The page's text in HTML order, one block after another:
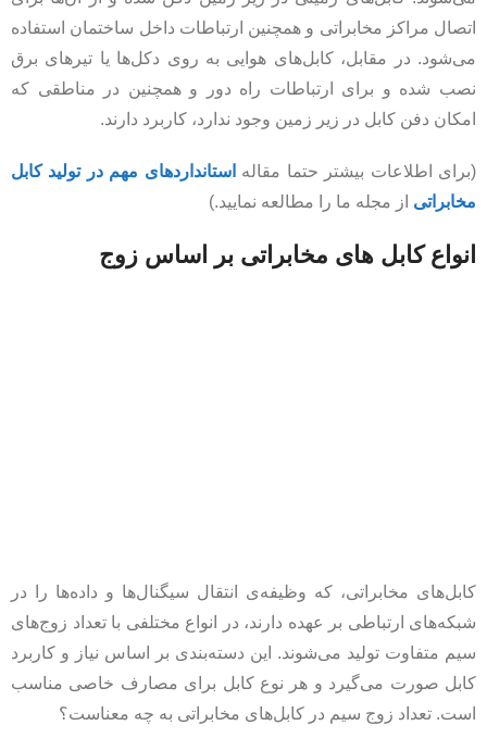
اتصال مراکز مخابراتی و همچنین ارتباطات داخل ساختمان استفاده
می‌شود. در مقابل، کابل‌های هوایی به روی دکل‌ها یا تیرهای برق
نصب شده و برای ارتباطات راه دور و همچنین در مناطقی که
امکان دفن کابل در زیر زمین وجود ندارد، کاربرد دارند.
(برای اطلاعات بیشتر حتما مقاله استانداردهای مهم در تولید کابل
مخابراتی از مجله ما را مطالعه نمایید.)
انواع کابل‌ های مخابراتی بر اساس زوج
کابل‌های مخابراتی، که وظیفه‌ی انتقال سیگنال‌ها و داده‌ها را در
شبکه‌های ارتباطی بر عهده دارند، در انواع مختلفی با تعداد زوج‌های
سیم متفاوت تولید می‌شوند. این دسته‌بندی بر اساس نیاز و کاربرد
کابل صورت می‌گیرد و هر نوع کابل برای مصارف خاصی مناسب
است. تعداد زوج سیم در کابل‌های مخابراتی به چه معناست؟